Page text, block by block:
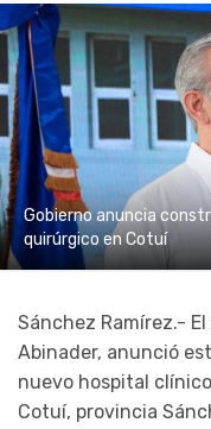
Gobierno anuncia
quirúrgico en Cotuí
Sánchez Ramírez.-
Abinader, anunció
nuevo hospital
Cotuí, provincia